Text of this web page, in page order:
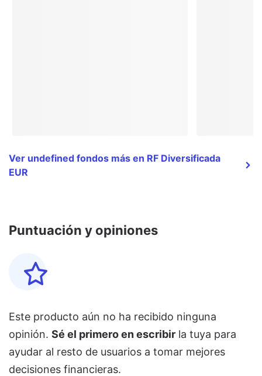
Ver undefined fondos más en RF Diversificada
EUR
Puntuación y opiniones
Este producto aún no ha recibido ninguna
opinión. Sé el primero en escribir la tuya para
ayudar al resto de usuarios a tomar mejores
decisiones financieras.